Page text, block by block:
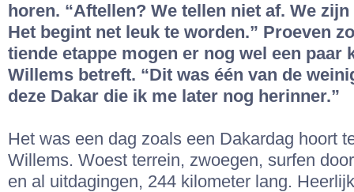
horen. “Aftellen? We tellen niet af. We
Het begint net leuk te worden.” Proeven
tiende etappe mogen er nog wel een paar
Willems betreft. “Dit was één van de
deze Dakar die ik me later nog herinner.”
Het was een dag zoals een Dakardag hoort
Willems. Woest terrein, zwoegen, surfen
en al uitdagingen, 244 kilometer lang.